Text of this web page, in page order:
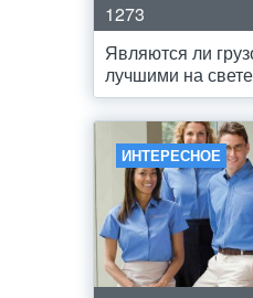
1273
Являются ли
лучшими на
ИНТЕРЕСНОЕ